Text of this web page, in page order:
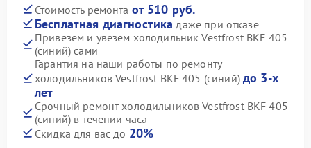
Стоимость ремонта от 510 руб.
Бесплатная диагностика даже при отказе
Привезем и увезем холодильник Vestfrost BKF 405
(синий) сами
Гарантия на наши работы по ремонту
холодильников Vestfrost BKF 405 (синий) до 3-х
лет
Срочный ремонт холодильников Vestfrost BKF 405
(синий) в течении часа
Скидка для вас до 20%